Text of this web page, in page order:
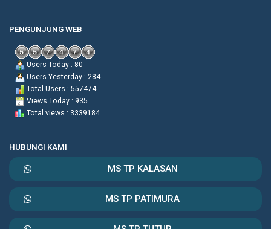
PENGUNJUNG WEB
Users Today : 80
Users Yesterday : 284
Total Users : 557474
Views Today : 935
Total views : 3339184
HUBUNGI KAMI
MS TP KALASAN
MS TP PATIMURA